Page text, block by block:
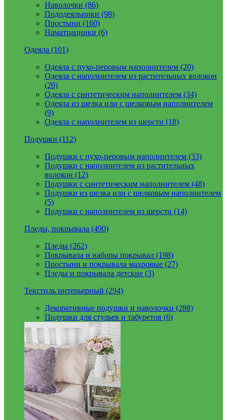
Наволочки (86)
Пододеяльники (98)
Простыни (160)
Наматрацники (6)
Одеяла (101)
Одеяла с пухо-перовым наполнителем (20)
Одеяла с наполнителем из растительных волокон
(20)
Одеяла с синтетическим наполнителем (34)
Одеяла из шелка или с шелковым наполнителем
(9)
Одеяла с наполнителем из шерсти (18)
Подушки (112)
Подушки с пухо-перовым наполнителем (33)
Подушки с наполнителем из растительных
волокон (12)
Подушки с синтетическим наполнителем (48)
Подушки из шелка или с шелковым наполнителем
(5)
Подушки с наполнителем из шерсти (14)
Пледы, покрывала (490)
Пледы (262)
Покрывала и наборы покрывал (198)
Простыни и покрывала махровые (27)
Пледы и покрывала детские (3)
Текстиль интерьерный (294)
Декоративные подушки и наволочки (288)
Подушки для стульев и табуретов (6)